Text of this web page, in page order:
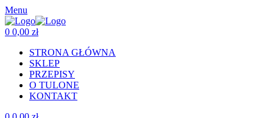
Menu
0 0,00 zł
STRONA GŁÓWNA
SKLEP
PRZEPISY
O TULONE
KONTAKT